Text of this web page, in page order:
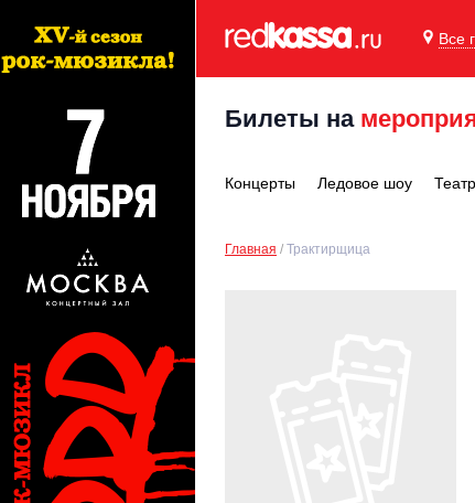
Все
Билеты на
Концерты Ледовое шоу
Главная Трактирщица